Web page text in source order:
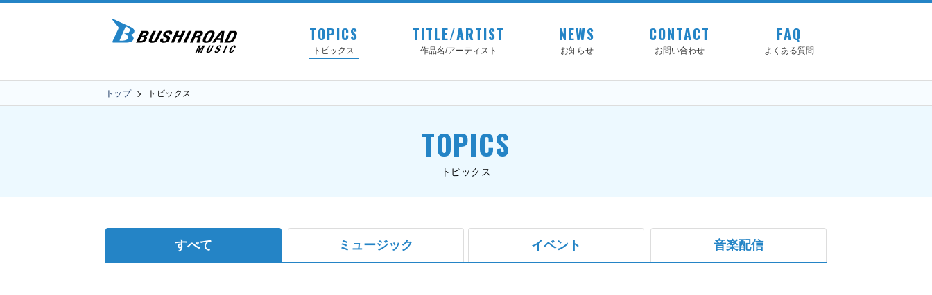
TOPICS
トピックス
TITLE/ARTIST
作品名/アーティスト
NEWS
お知らせ
CONTACT
お問い合わせ
FAQ
よくある質問
トップ トピックス
TOPICS
トピックス
すべて ミュージック イベント 音楽配信